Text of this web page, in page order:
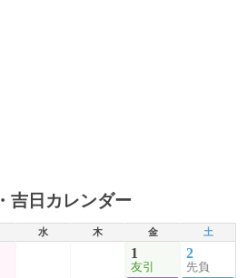
吉日カレンダー
水 木 金 土
1
友引
2
先負